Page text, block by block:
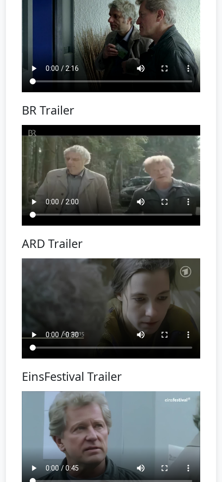
BR Trailer
ARD Trailer
EinsFestival Trailer